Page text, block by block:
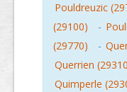
Pouldreuzic
(29100)
-
(29770)
-
Querrien
Quimperle